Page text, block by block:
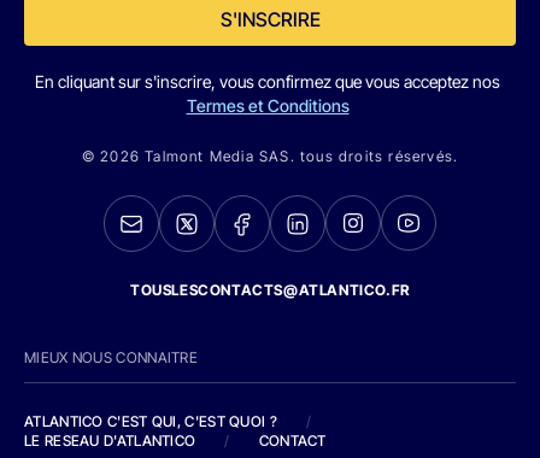
S'INSCRIRE
En cliquant sur s'inscrire, vous confirmez que vous acceptez nos
Termes et Conditions
© 2026 Talmont Media SAS. tous droits réservés.
TOUSLESCONTACTS@ATLANTICO.FR
MIEUX NOUS CONNAITRE
ATLANTICO C'EST QUI, C'EST QUOI ?
/
LE RESEAU D'ATLANTICO
/ CONTACT